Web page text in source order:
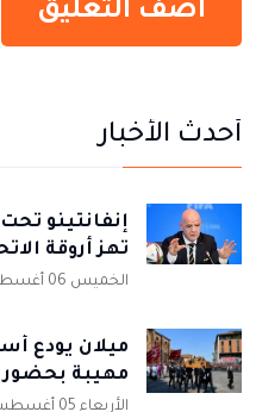
أحدث الأخبار
إنفانتينو
تهز أروقة
الخميس 06 أغسطس 2026
ميلان يودع
مهيبة بحضور
الأربعاء 05 أغسطس 2026